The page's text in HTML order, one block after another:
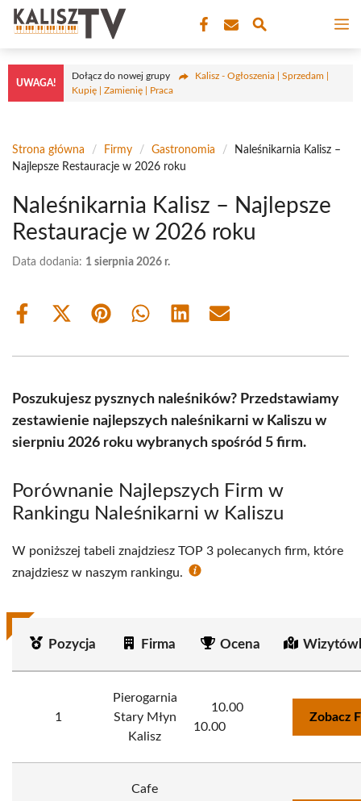
Przejdź
treści
UWAGA!
Dołącz do nowej grupy
Kalisz - Ogłoszenia | Sprzedam |
Kupię | Zamienię | Praca
Strona główna / Firmy / Gastronomia /
Naleśnikarnia Kalisz –
Najlepsze Restauracje w 2026 roku
Naleśnikarnia Kalisz – Najlepsze
Restauracje w 2026 roku
Data dodania: 1 sierpnia 2026 r.
Share
Share
(Twitter)
Share Share Share Share
Poszukujesz pysznych naleśników? Przedstawiamy
zestawienie najlepszych naleśnikarni w Kaliszu w
sierpniu 2026 roku wybranych spośród 5 firm.
Porównanie Najlepszych Firm w
Rankingu Naleśnikarni w Kaliszu
W poniższej tabeli znajdziesz TOP 3 polecanych firm, które
znajdziesz w naszym rankingu.
Pozycja Firma Ocena
1
Pierogarnia
Stary Młyn
Kalisz
10.00
10.00
Zobacz
Cafe